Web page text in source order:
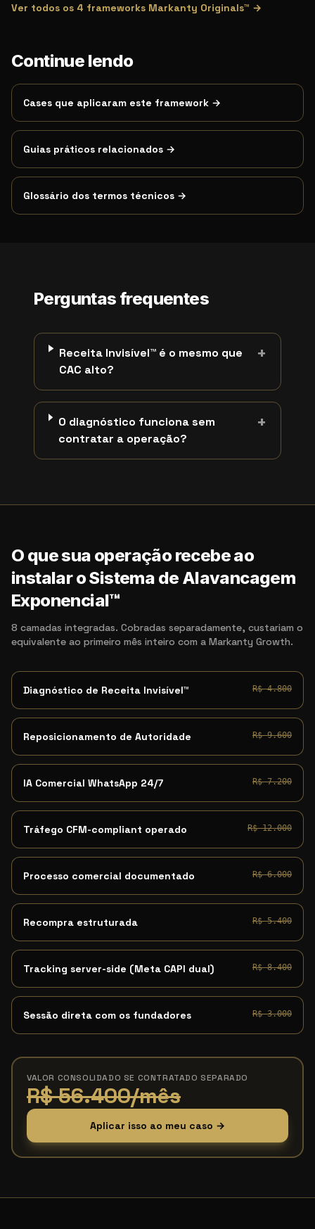
Ver todos os 4 frameworks Markanty Originals™ →
Continue lendo
Cases que aplicaram este framework →
Guias práticos relacionados →
Glossário dos termos técnicos →
Perguntas frequentes
Receita Invisível™ é o mesmo que
CAC alto?
+
O diagnóstico funciona sem
contratar a operação?
+
O que sua operação recebe ao
instalar o Sistema de Alavancagem
Exponencial™
8 camadas integradas. Cobradas separadamente, custariam o
equivalente ao primeiro mês inteiro com a Markanty Growth.
Diagnóstico de Receita Invisível™ R$ 4.800
Reposicionamento de Autoridade R$ 9.600
IA Comercial WhatsApp 24/7 R$ 7.200
Tráfego CFM-compliant operado R$ 12.000
Processo comercial documentado R$ 6.000
Recompra estruturada R$ 5.400
Tracking server-side (Meta CAPI dual) R$ 8.400
Sessão direta com os fundadores R$ 3.000
VALOR CONSOLIDADO SE CONTRATADO SEPARADO
R$ 56.400/mês
Aplicar isso ao meu caso →